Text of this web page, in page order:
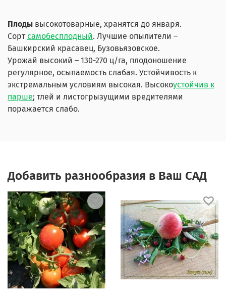
Плоды высокотоварные, хранятся до января.
Сорт самобесплодный. Лучшие опылители –
Башкирский красавец, Бузовьязовское.
Урожай высокий – 130-270 ц/га, плодоношение
регулярное, осыпаемость слабая. Устойчивость к
экстремальным условиям высокая. Высокоустойчив к
парше; тлей и листогрызущими вредителями
поражается слабо.
Добавить разнообразия в Ваш САД